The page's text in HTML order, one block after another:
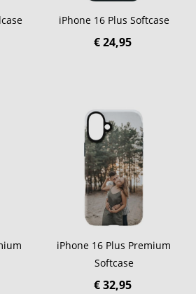
iPhone 16 Plus Softcase
€ 24,95
iPhone 16 Plus Premium
Softcase
€ 32,95